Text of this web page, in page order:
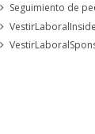
Seguimiento de